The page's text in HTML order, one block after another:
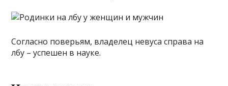
Согласно поверьям, владелец невуса справа на
лбу – успешен в науке.